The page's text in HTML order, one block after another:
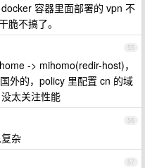
容器里面部署的 vpn 不
脆不搞了。
55
-> mihomo(redir-host)，
外的，policy 里配置 cn 的域
太关注性能
56
杂
57